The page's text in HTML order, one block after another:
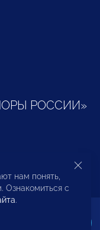
РОССИИ»
и
нам понять,
Ознакомиться с
.